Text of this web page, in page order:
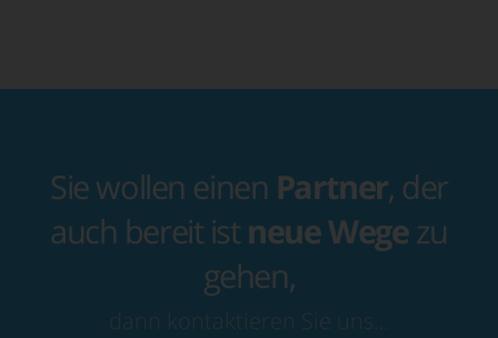
Sie wollen einen Partner, der
auch bereit ist neue Wegezu
gehen,
dann kontaktieren Sie uns…